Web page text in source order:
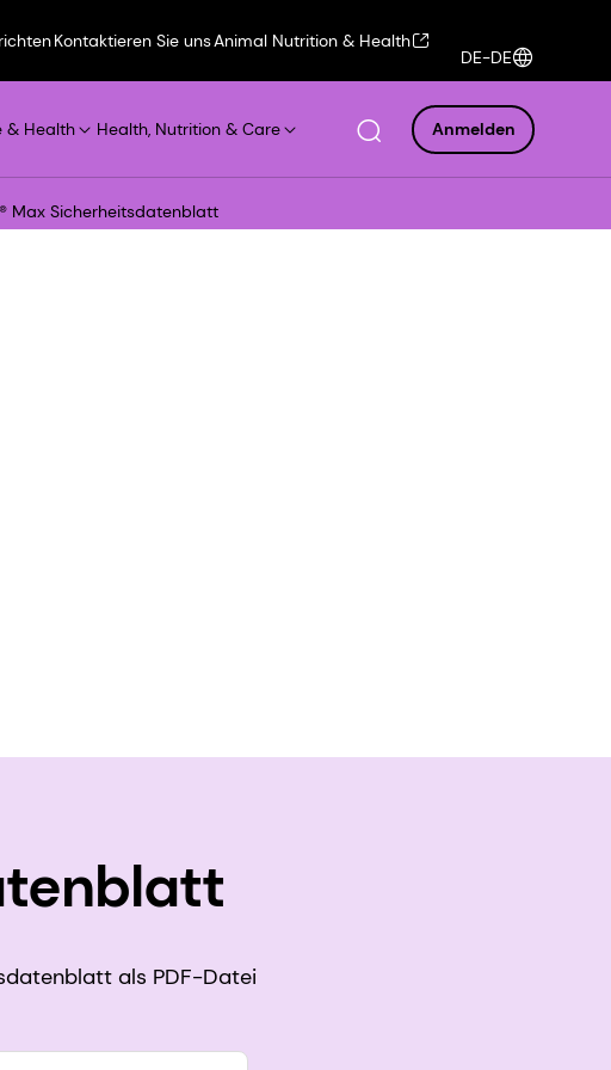
Kontaktieren Sie unsAnimal Nutrition & Health
DE-DE
& Health Health, Nutrition & Care Anmelden
Max Sicherheitsdatenblatt
als PDF-Datei